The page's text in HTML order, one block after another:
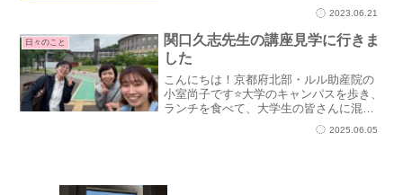
✩⋆*॰¨̮⋆｡˚✩✩⋆*॰¨̮⋆｡˚✩若い頃は観たいドラ
マがあって夜遅く寝ても、次の日眠いわ
ーと思...
2023.06.21
日々のこと
関口久志先生の講座見学に行きま
した
こんにちは！京都府北部・ルル助産院の
小室尚子です⭐大学のキャンパスを歩き、
ランチを食べて、大学生の皆さんに混ざ
って講義を受ける。。。京都府助産師会
の性教育チームのメンバーと過ごした、
2025.06.05